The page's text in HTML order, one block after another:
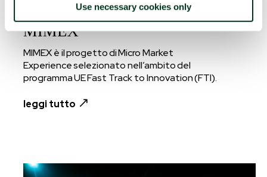
Use necessary cookies only
MIMEX
MIMEX è il progetto di Micro Market
Experience selezionato nell’ambito del
programma UE Fast Track to Innovation (FTI).
leggi tutto